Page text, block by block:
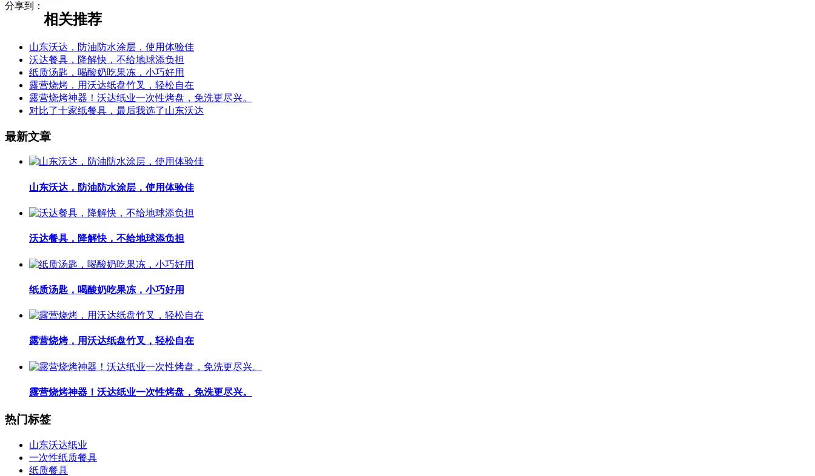
分享到：
相关推荐
山东沃达，防油防水涂层，使用体验佳
沃达餐具，降解快，不给地球添负担
纸质汤匙，喝酸奶吃果冻，小巧好用
露营烧烤，用沃达纸盘竹叉，轻松自在
露营烧烤神器！沃达纸业一次性烤盘，免洗更尽兴。
对比了十家纸餐具，最后我选了山东沃达
最新文章
山东沃达，防油防水涂层，使用体验佳
沃达餐具，降解快，不给地球添负担
纸质汤匙，喝酸奶吃果冻，小巧好用
露营烧烤，用沃达纸盘竹叉，轻松自在
露营烧烤神器！沃达纸业一次性烤盘，免洗更尽兴。
热门标签
山东沃达纸业
一次性纸质餐具
纸质餐具